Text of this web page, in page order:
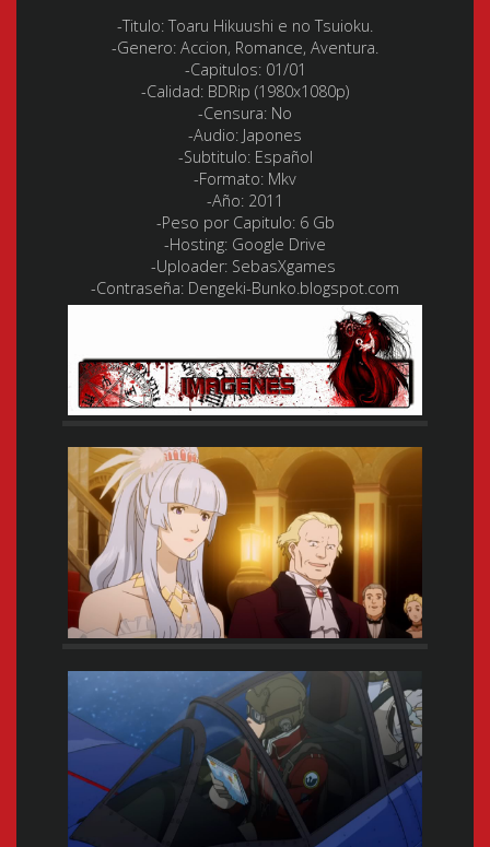
-Titulo:Toaru Hikuushi e no Tsuioku.
-Genero: Accion, Romance, Aventura.
-Capitulos:01/01
-Calidad: BDRip (1980x1080p)
-Censura: No
-Audio: Japones
-Subtitulo:Español
-Formato: Mkv
-Año: 2011
-Peso por Capitulo:6 Gb
-Hosting: Google Drive
-Uploader: SebasXgames
-Contraseña: Dengeki-Bunko.blogspot.com